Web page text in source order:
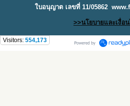
ใบอนุญาต เลขที่ 11/05862
>>นโยบายและเงื่อ
Visitors: 554,173